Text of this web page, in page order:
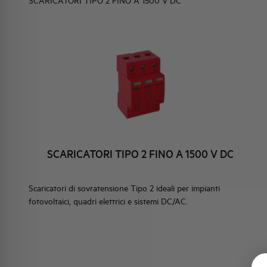
SCARICATORI TIPO 2 FINO A 1500 V DC
Scaricatori di sovratensione Tipo 2 ideali per impianti
fotovoltaici, quadri elettrici e sistemi DC/AC.
ELEMENTO
IDENTITÀ AZIENDALE
EVENTI